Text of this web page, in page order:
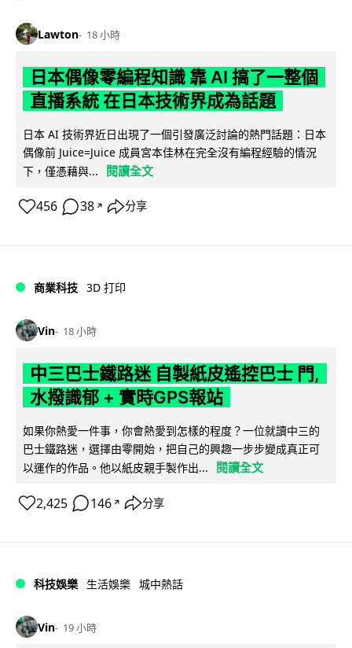
Lawton 18 小時
日本偶像零編程知識 靠 AI 搞了一整個
直播系統 在日本技術界成為話題
日本 AI 技術界近日出現了一個引發廣泛討論的熱門話題：日本
偶像前 Juice=Juice 成員宮本佳林在完全沒有編程經驗的情況
下，僅憑藉與...
閱讀全文
456 38 ↗ 分享
商業科技 3D 打印
Vin 18 小時
中三巴士鐵路迷 自製紙皮遙控巴士 門,
水撥識郁 + 實時GPS報站
如果你熱愛一件事，你會熱愛到怎樣的程度？一位就讀中三的
巴士鐵路迷，選擇由零開始，把自己的興趣一步步變成真正可
以運作的作品。他以紙皮親手製作出...
閱讀全文
2,425 146 ↗ 分享
科技娛樂 生活娛樂 城中熱話
Vin 19 小時